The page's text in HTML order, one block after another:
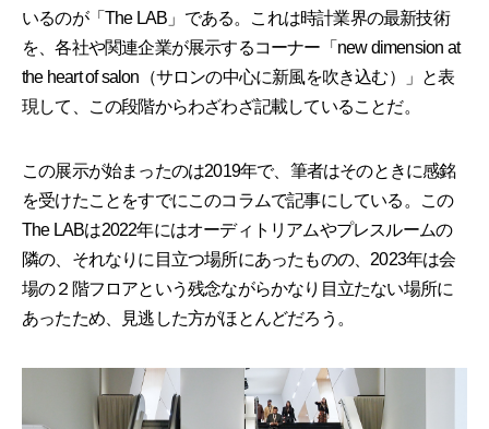
いるのが「The LAB」である。これは時計業界の最新技術
を、各社や関連企業が展示するコーナー「new dimension at
the heart of salon（サロンの中心に新風を吹き込む）」と表
現して、この段階からわざわざ記載していることだ。
この展示が始まったのは2019年で、筆者はそのときに感銘
を受けたことをすでにこのコラムで記事にしている。この
The LABは2022年にはオーディトリアムやプレスルームの
隣の、それなりに目立つ場所にあったものの、2023年は会
場の２階フロアという残念ながらかなり目立たない場所に
あったため、見逃した方がほとんどだろう。